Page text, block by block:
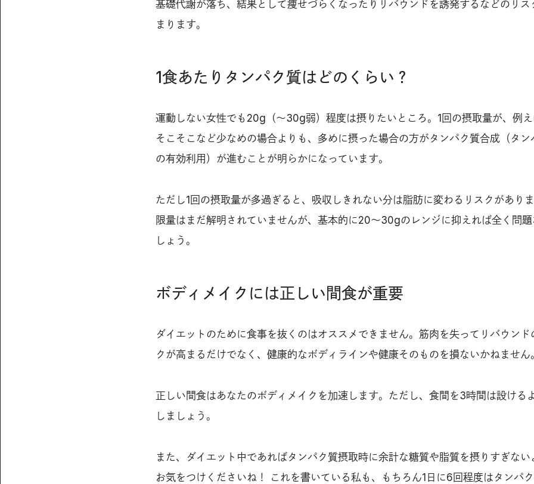
基礎代謝が落ち、結果として痩せづらくなったりリバウンドを誘発するなどのリス
まります。
1食あたりタンパク質はどのくらい？
運動しない女性でも20g（〜30g弱）程度は摂りたいところ。1回の摂取量が、例
そこそこなど少なめの場合よりも、多めに摂った場合の方がタンパク質合成（タン
の有効利用）が進むことが明らかになっています。
ただし1回の摂取量が多過ぎると、吸収しきれない分は脂肪に変わるリスクがあり
限量はまだ解明されていませんが、基本的に20〜30gのレンジに抑えれば全く問題
しょう。
ボディメイクには正しい間食が重要
ダイエットのために食事を抜くのはオススメできません。筋肉を失ってリバウンド
クが高まるだけでなく、健康的なボディラインや健康そのものを損ないかねません。
正しい間食はあなたのボディメイクを加速します。ただし、食間を3時間は設ける
しましょう。
また、ダイエット中であればタンパク質摂取時に余計な糖質や脂質を摂りすぎない
お気をつけくださいね！ これを書いている私も、もちろん1日に6回程度はタンパ